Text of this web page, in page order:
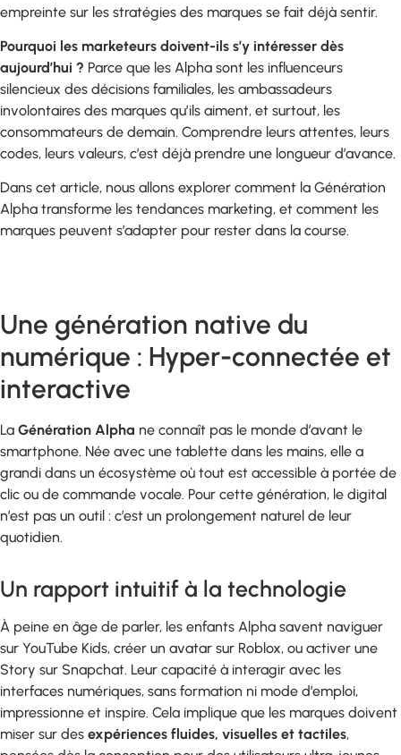
empreinte sur les stratégies des marques se fait déjà sentir.
Pourquoi les marketeurs doivent-ils s’y intéresser dès
aujourd’hui ? Parce que les Alpha sont les influenceurs
silencieux des décisions familiales, les ambassadeurs
involontaires des marques qu’ils aiment, et surtout, les
consommateurs de demain. Comprendre leurs attentes, leurs
codes, leurs valeurs, c’est déjà prendre une longueur d’avance.
Dans cet article, nous allons explorer comment la Génération
Alpha transforme les tendances marketing, et comment les
marques peuvent s’adapter pour rester dans la course.
Une génération native du
numérique : Hyper-connectée et
interactive
La Génération Alpha ne connaît pas le monde d’avant le
smartphone. Née avec une tablette dans les mains, elle a
grandi dans un écosystème où tout est accessible à portée de
clic ou de commande vocale. Pour cette génération, le digital
n’est pas un outil : c’est un prolongement naturel de leur
quotidien.
Un rapport intuitif à la technologie
À peine en âge de parler, les enfants Alpha savent naviguer
sur YouTube Kids, créer un avatar sur Roblox, ou activer une
Story sur Snapchat. Leur capacité à interagir avec les
interfaces numériques, sans formation ni mode d’emploi,
impressionne et inspire. Cela implique que les marques doivent
miser sur des expériences fluides, visuelles et tactiles,